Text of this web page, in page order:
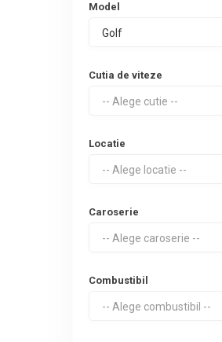
Model
Golf
Cutia de viteze
-- Alege cutie --
Locatie
-- Alege locatie --
Caroserie
-- Alege caroserie --
Combustibil
-- Alege combustibil --